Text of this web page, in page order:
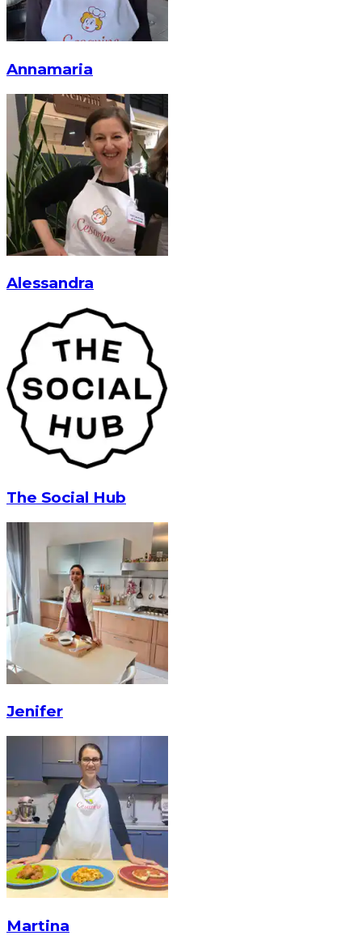
Annamaria
Alessandra
The Social Hub
Jenifer
Martina